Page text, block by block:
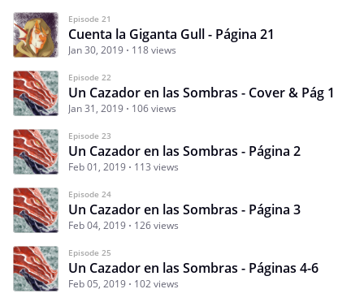
Episode 21
Cuenta la Giganta Gull - Página 21
Jan 30, 2019 118 views
Episode 22
Un Cazador en las Sombras - Cover & Pág 1
Jan 31, 2019 106 views
Episode 23
Un Cazador en las Sombras - Página 2
Feb 01, 2019 113 views
Episode 24
Un Cazador en las Sombras - Página 3
Feb 04, 2019 126 views
Episode 25
Un Cazador en las Sombras - Páginas 4-6
Feb 05, 2019 102 views